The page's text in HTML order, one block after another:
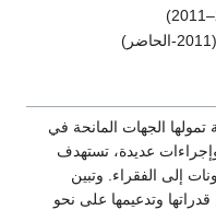
مشروع للتنمية تمولها الجهات المانحة في
عديدة، تستهدف
إلى الفقراء. وتبين
وتدعيمها على نحو